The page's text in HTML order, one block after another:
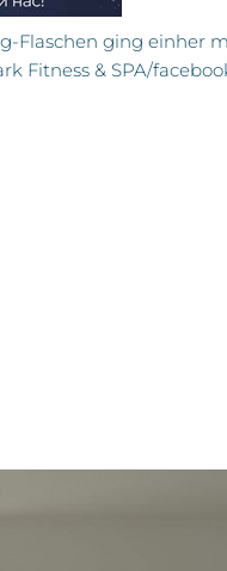
Flaschen ging einher
Fitness & SPA/